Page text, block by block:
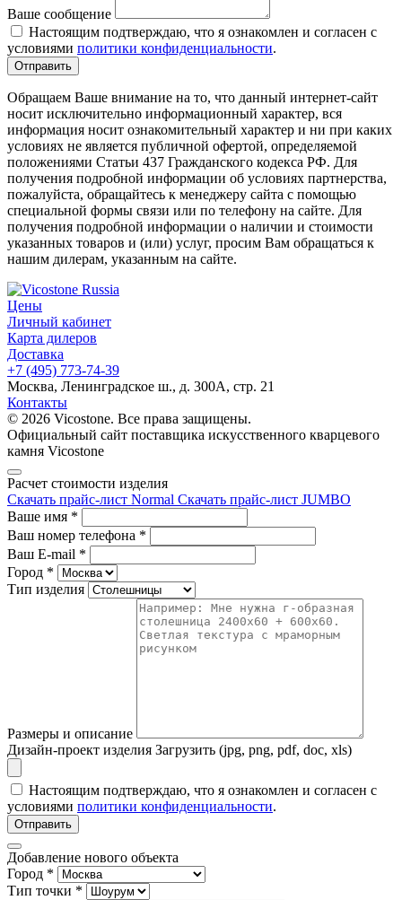
Ваше сообщение
Настоящим подтверждаю, что я ознакомлен и согласен с
условиями политики конфиденциальности.
Обращаем Ваше внимание на то, что данный интернет-сайт
носит исключительно информационный характер, вся
информация носит ознакомительный характер и ни при каких
условиях не является публичной офертой, определяемой
положениями Статьи 437 Гражданского кодекса РФ. Для
получения подробной информации об условиях партнерства,
пожалуйста, обращайтесь к менеджеру сайта с помощью
специальной формы связи или по телефону на сайте. Для
получения подробной информации о наличии и стоимости
указанных товаров и (или) услуг, просим Вам обращаться к
нашим дилерам, указанным на сайте.
Цены
Личный кабинет
Карта дилеров
Доставка
+7 (495) 773-74-39
Москва, Ленинградское ш., д. 300А, стр. 21
Контакты
© 2026 Vicostone. Все права защищены.
Официальный сайт поставщика искусственного кварцевого
камня Vicostone
Расчет стоимости изделия
Скачать прайс-лист Normal Скачать прайс-лист JUMBO
Ваше имя *
Ваш номер телефона *
Ваш E-mail *
Город *
Тип изделия
Размеры и описание
Дизайн-проект изделия Загрузить (jpg, png, pdf, doc, xls)
Настоящим подтверждаю, что я ознакомлен и согласен с
условиями политики конфиденциальности.
Отправить
Добавление нового объекта
Город *
Тип точки *